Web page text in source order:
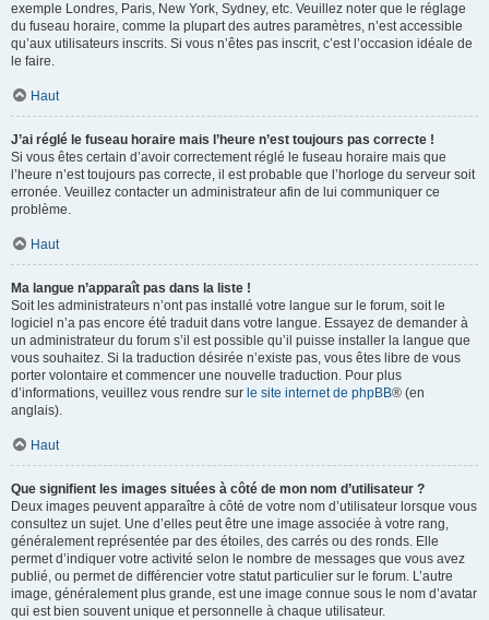
exemple Londres, Paris, New York, Sydney, etc. Veuillez noter que le réglage
du fuseau horaire, comme la plupart des autres paramètres, n’est accessible
qu’aux utilisateurs inscrits. Si vous n’êtes pas inscrit, c’est l’occasion idéale de
le faire.
Haut
J’ai réglé le fuseau horaire mais l’heure n’est toujours pas correcte !
Si vous êtes certain d’avoir correctement réglé le fuseau horaire mais que
l’heure n’est toujours pas correcte, il est probable que l’horloge du serveur soit
erronée. Veuillez contacter un administrateur afin de lui communiquer ce
problème.
Haut
Ma langue n’apparaît pas dans la liste !
Soit les administrateurs n’ont pas installé votre langue sur le forum, soit le
logiciel n’a pas encore été traduit dans votre langue. Essayez de demander à
un administrateur du forum s’il est possible qu’il puisse installer la langue que
vous souhaitez. Si la traduction désirée n’existe pas, vous êtes libre de vous
porter volontaire et commencer une nouvelle traduction. Pour plus
d’informations, veuillez vous rendre sur le site internet de phpBB® (en
anglais).
Haut
Que signifient les images situées à côté de mon nom d’utilisateur ?
Deux images peuvent apparaître à côté de votre nom d’utilisateur lorsque vous
consultez un sujet. Une d’elles peut être une image associée à votre rang,
généralement représentée par des étoiles, des carrés ou des ronds. Elle
permet d’indiquer votre activité selon le nombre de messages que vous avez
publié, ou permet de différencier votre statut particulier sur le forum. L’autre
image, généralement plus grande, est une image connue sous le nom d’avatar
qui est bien souvent unique et personnelle à chaque utilisateur.